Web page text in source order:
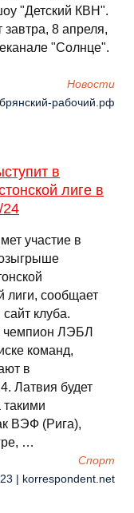
"Детский КВН".
8 апреля,
"Солнце".
Новости
рабочий.рф
в
лиге в
24
участие в
лиги, сообщает
клуба.
ЛЭБЛ
команд,
в
Латвия будет
такими
ВЭФ (Рига),
…
Спорт
| korrespondent.net